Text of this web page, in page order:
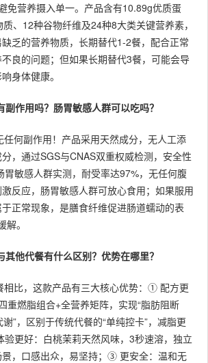
免营养摄入单一。产品含有10.89g优质蛋
、12种谷物纤维及24种8大类关键营养素，
乏的营养物质，长期替代1-2餐，配合正常
良的问题；但如果长期替代3餐，可能会导
身体健康。
副作用吗？肠胃敏感人群可以吃吗？
任何副作用！产品采用天然成分，无人工添
，通过SGS与CNAS双重权威检测，安全性
胃敏感人群实测，耐受率达97%，无任何腹
反应，肠胃敏感人群可放心食用；如果服用
正常现象，是膳食纤维促进肠道蠕动的表
。
其他代餐有什么区别？优势在哪里？
相比，这款产品有三大核心优势：① 配方更
重燃脂组合+全营养矩阵，实现“脂肪阻断
”，区别于传统代餐的“单纯控卡”，减脂更
更好：白桃茉莉天然风味，3秒速溶，独立
，口感出众，易坚持；③ 更安全：温和无